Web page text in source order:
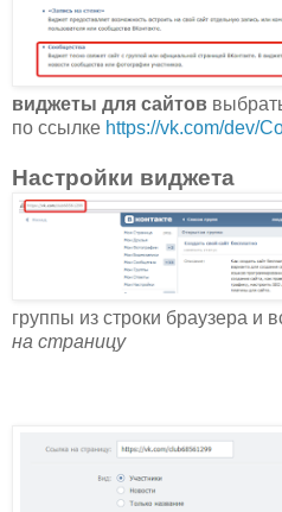
виджеты для сайтов
по ссылке https://vk.com/dev/
Настройки виджета
группы из строки браузера и
на страницу